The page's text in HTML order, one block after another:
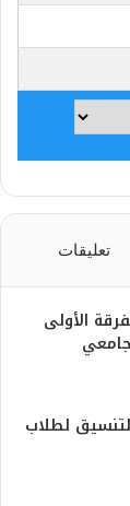
تعليقات
الأولى
لطلاب